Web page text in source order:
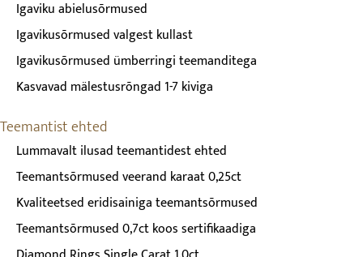
Igaviku abielusõrmused
Igavikusõrmused valgest kullast
Igavikusõrmused ümberringi teemanditega
Kasvavad mälestusrõngad 1-7 kiviga
Teemantist ehted
Lummavalt ilusad teemantidest ehted
Teemantsõrmused veerand karaat 0,25ct
Kvaliteetsed eridisainiga teemantsõrmused
Teemantsõrmused 0,7ct koos sertifikaadiga